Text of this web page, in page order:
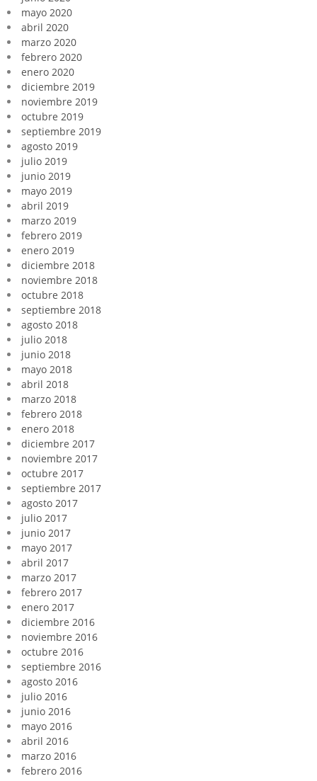
mayo 2020
abril 2020
marzo 2020
febrero 2020
enero 2020
diciembre 2019
noviembre 2019
octubre 2019
septiembre 2019
agosto 2019
julio 2019
junio 2019
mayo 2019
abril 2019
marzo 2019
febrero 2019
enero 2019
diciembre 2018
noviembre 2018
octubre 2018
septiembre 2018
agosto 2018
julio 2018
junio 2018
mayo 2018
abril 2018
marzo 2018
febrero 2018
enero 2018
diciembre 2017
noviembre 2017
octubre 2017
septiembre 2017
agosto 2017
julio 2017
junio 2017
mayo 2017
abril 2017
marzo 2017
febrero 2017
enero 2017
diciembre 2016
noviembre 2016
octubre 2016
septiembre 2016
agosto 2016
julio 2016
junio 2016
mayo 2016
abril 2016
marzo 2016
febrero 2016